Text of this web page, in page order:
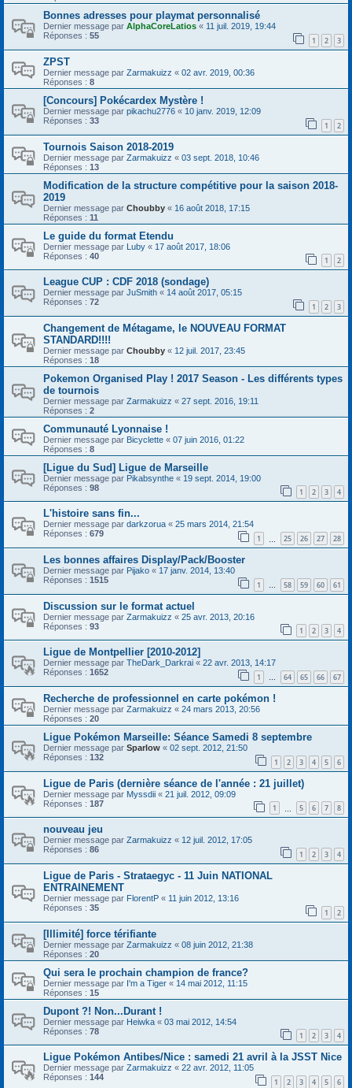
Bonnes adresses pour playmat personnalisé
Dernier message par AlphaCoreLatios « 11 juil. 2019, 19:44
Réponses : 55 1 2 3
ZPST
Dernier message par Zarmakuizz « 02 avr. 2019, 00:36
Réponses : 8
[Concours] Pokécardex Mystère !
Dernier message par pikachu2776 « 10 janv. 2019, 12:09
Réponses : 33 1 2
Tournois Saison 2018-2019
Dernier message par Zarmakuizz « 03 sept. 2018, 10:46
Réponses : 13
Modification de la structure compétitive pour la saison 2018-
2019
Dernier message par Choubby « 16 août 2018, 17:15
Réponses : 11
Le guide du format Etendu
Dernier message par Luby « 17 août 2017, 18:06
Réponses : 40 1 2
League CUP : CDF 2018 (sondage)
Dernier message par JuSmith « 14 août 2017, 05:15
Réponses : 72 1 2 3
Changement de Métagame, le NOUVEAU FORMAT
STANDARD!!!!
Dernier message par Choubby « 12 juil. 2017, 23:45
Réponses : 18
Pokemon Organised Play ! 2017 Season - Les différents types
de tournois
Dernier message par Zarmakuizz « 27 sept. 2016, 19:11
Réponses : 2
Communauté Lyonnaise !
Dernier message par Bicyclette « 07 juin 2016, 01:22
Réponses : 8
[Ligue du Sud] Ligue de Marseille
Dernier message par Pikabsynthe « 19 sept. 2014, 19:00
Réponses : 98 1 2 3 4
L'histoire sans fin...
Dernier message par darkzorua « 25 mars 2014, 21:54
Réponses : 679 1 25 26 27 28
Les bonnes affaires Display/Pack/Booster
Dernier message par Pijako « 17 janv. 2014, 13:40
Réponses : 1515 1 … 58 59 60 61
Discussion sur le format actuel
Dernier message par Zarmakuizz « 25 avr. 2013, 20:16
Réponses : 93 1 2 3 4
Ligue de Montpellier [2010-2012]
Dernier message par TheDark_Darkrai « 22 avr. 2013, 14:17
Réponses : 1652 1 … 64 65 66 67
Recherche de professionnel en carte pokémon !
Dernier message par Zarmakuizz « 24 mars 2013, 20:56
Réponses : 20
Ligue Pokémon Marseille: Séance Samedi 8 septembre
Dernier message par Sparlow « 02 sept. 2012, 21:50
Réponses : 132 1 2 3 4 5 6
Ligue de Paris (dernière séance de l'année : 21 juillet)
Dernier message par Myssdii « 21 juil. 2012, 09:09
Réponses : 187 1 5 6 7 8
nouveau jeu
Dernier message par Zarmakuizz « 12 juil. 2012, 17:05
Réponses : 86 1 2 3 4
Ligue de Paris - Strataegyc - 11 Juin NATIONAL
ENTRAINEMENT
Dernier message par FlorentP « 11 juin 2012, 13:16
Réponses : 35 1 2
[Illimité] force térifiante
Dernier message par Zarmakuizz « 08 juin 2012, 21:38
Réponses : 20
Qui sera le prochain champion de france?
Dernier message par I'm a Tiger « 14 mai 2012, 11:15
Réponses : 15
Dupont ?! Non...Durant !
Dernier message par Heiwka « 03 mai 2012, 14:54
Réponses : 78 1 2 3 4
Ligue Pokémon Antibes/Nice : samedi 21 avril à la JSST Nice
Dernier message par Zarmakuizz « 22 avr. 2012, 11:05
Réponses : 144 1 2 3 4 5 6